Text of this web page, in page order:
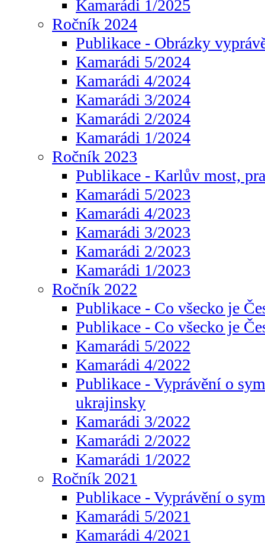
Kamarádi 1/2025
Ročník 2024
Publikace - Obrázky
Kamarádi 5/2024
Kamarádi 4/2024
Kamarádi 3/2024
Kamarádi 2/2024
Kamarádi 1/2024
Ročník 2023
Publikace - Karlův most,
Kamarádi 5/2023
Kamarádi 4/2023
Kamarádi 3/2023
Kamarádi 2/2023
Kamarádi 1/2023
Ročník 2022
Publikace - Co všecko je
Publikace - Co všecko je
Kamarádi 5/2022
Kamarádi 4/2022
Publikace - Vyprávění o
ukrajinsky
Kamarádi 3/2022
Kamarádi 2/2022
Kamarádi 1/2022
Ročník 2021
Publikace - Vyprávění o
Kamarádi 5/2021
Kamarádi 4/2021